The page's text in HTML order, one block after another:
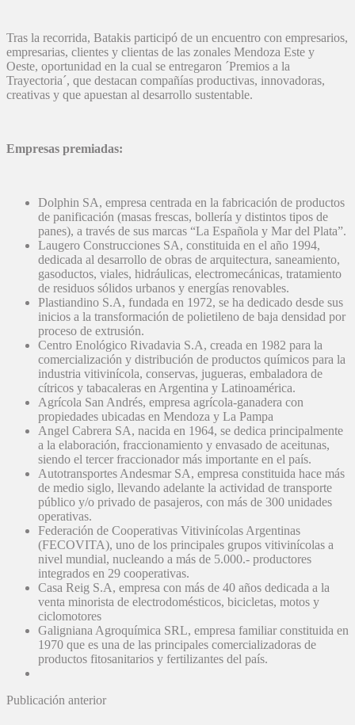
Tras la recorrida, Batakis participó de un encuentro con empresarios,
empresarias, clientes y clientas de las zonales Mendoza Este y
Oeste, oportunidad en la cual se entregaron ´Premios a la
Trayectoria´, que destacan compañías productivas, innovadoras,
creativas y que apuestan al desarrollo sustentable.
Empresas premiadas:
Dolphin SA, empresa centrada en la fabricación de productos
de panificación (masas frescas, bollería y distintos tipos de
panes), a través de sus marcas “La Española y Mar del Plata”.
Laugero Construcciones SA, constituida en el año 1994,
dedicada al desarrollo de obras de arquitectura, saneamiento,
gasoductos, viales, hidráulicas, electromecánicas, tratamiento
de residuos sólidos urbanos y energías renovables.
Plastiandino S.A, fundada en 1972, se ha dedicado desde sus
inicios a la transformación de polietileno de baja densidad por
proceso de extrusión.
Centro Enológico Rivadavia S.A, creada en 1982 para la
comercialización y distribución de productos químicos para la
industria vitivinícola, conservas, jugueras, embaladora de
cítricos y tabacaleras en Argentina y Latinoamérica.
Agrícola San Andrés, empresa agrícola-ganadera con
propiedades ubicadas en Mendoza y La Pampa
Angel Cabrera SA, nacida en 1964, se dedica principalmente
a la elaboración, fraccionamiento y envasado de aceitunas,
siendo el tercer fraccionador más importante en el país.
Autotransportes Andesmar SA, empresa constituida hace más
de medio siglo, llevando adelante la actividad de transporte
público y/o privado de pasajeros, con más de 300 unidades
operativas.
Federación de Cooperativas Vitivinícolas Argentinas
(FECOVITA), uno de los principales grupos vitivinícolas a
nivel mundial, nucleando a más de 5.000.- productores
integrados en 29 cooperativas.
Casa Reig S.A, empresa con más de 40 años dedicada a la
venta minorista de electrodomésticos, bicicletas, motos y
ciclomotores
Galigniana Agroquímica SRL, empresa familiar constituida en
1970 que es una de las principales comercializadoras de
productos fitosanitarios y fertilizantes del país.
Publicación anterior